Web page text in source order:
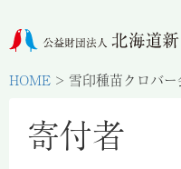
HOME > 雪印種苗クロバー
寄付者